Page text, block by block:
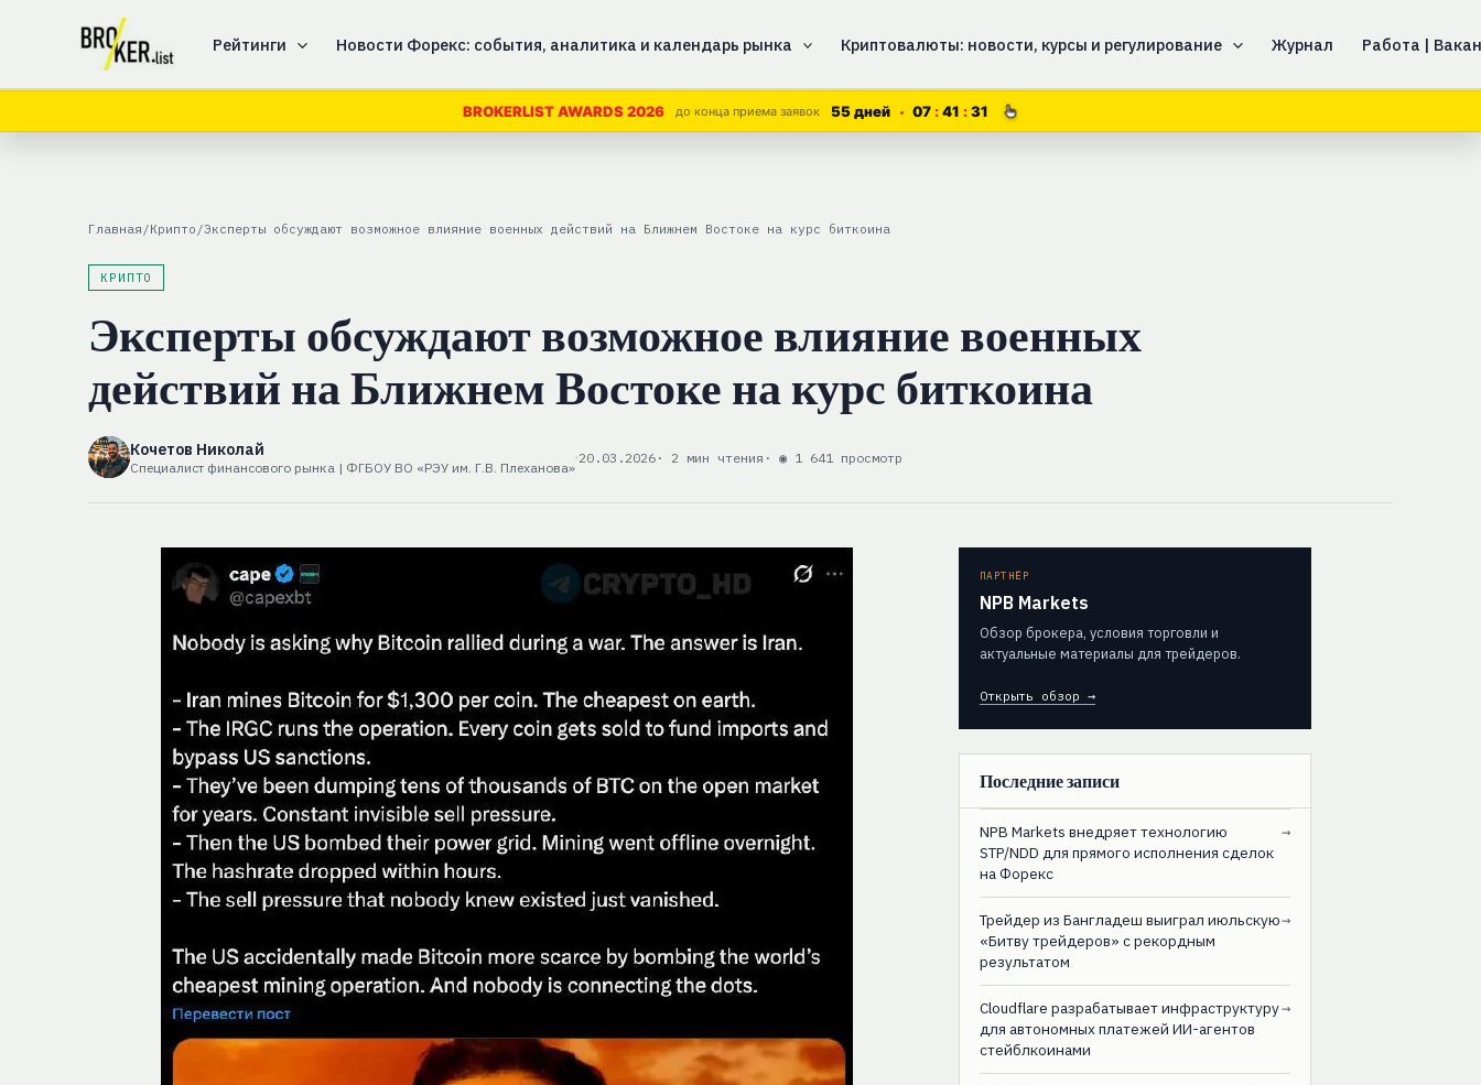
содержимому
Рейтинги Новости Форекс: события, аналитика и календарь рынка Криптовалюты: новости, курсы и регулирование Журнал Работа |
BROKERLIST AWARDS 2026 до конца приема заявок 55 дней 07 41 30
Главная /Крипто /Эксперты обсуждают возможное влияние военных действий на Ближнем Востоке на курс биткоина
КРИПТО
Эксперты обсуждают возможное влияние военных
действий на Ближнем Востоке на курс биткоина
Кочетов Николай
Специалист финансового рынка | ФГБОУ ВО «РЭУ им. Г.В. Плеханова»
20.03.2026 · 2 мин чтения · ◉ 1 641 просмотр
ПАРТНЁР
NPB Markets
Обзор брокера, условия торговли и
актуальные материалы для трейдеров.
Открыть обзор →
Последние записи
NPB Markets внедряет технологию
STP/NDD для прямого исполнения сделок
на Форекс
→
Трейдер из Бангладеш выиграл июльскую
«Битву трейдеров» с рекордным
результатом
→
Cloudflare разрабатывает инфраструктуру
для автономных платежей ИИ-агентов
стейблкоинами
→